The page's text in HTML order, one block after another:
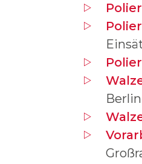
Polier
Polier
Polier